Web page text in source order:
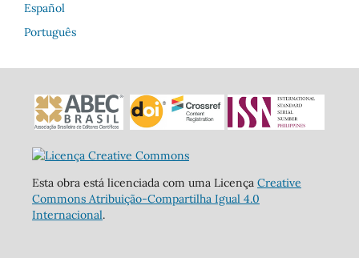
Español
Português
Esta obra está licenciada com uma Licença Creative
Commons Atribuição-Compartilha Igual 4.0
Internacional.